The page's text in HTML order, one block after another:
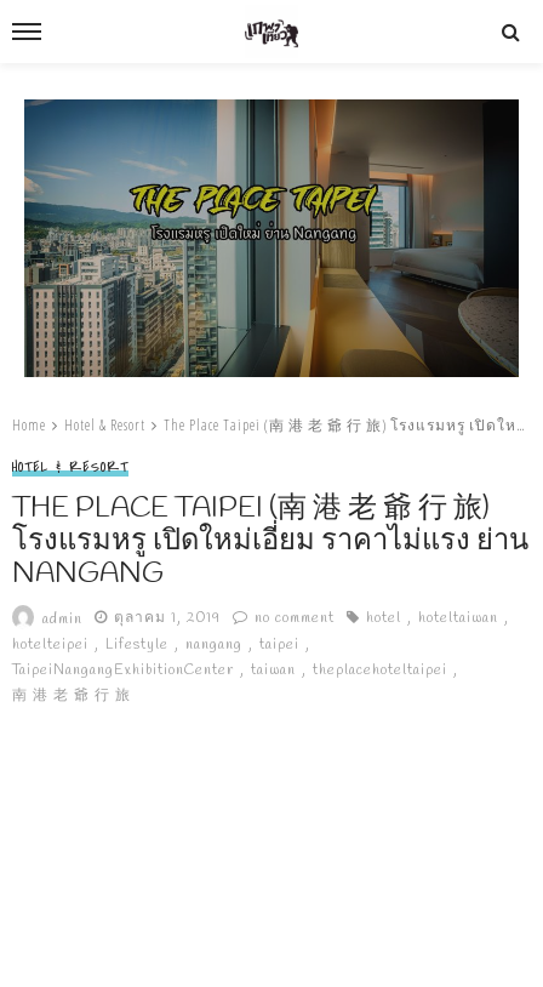
Home Hotel & Resort The Place Taipei (南 港 老 爺 行 旅) โรงแรมหรู เปิดใหม่เอี่ยม ราคาไม่แรง ย่าน Nangang
HOTEL & RESORT
THE PLACE TAIPEI (南 港 老 爺 行 旅)
โรงแรมหรู เปิดใหม่เอี่ยม ราคาไม่แรง ย่าน
NANGANG
admin ตุลาคม 1, 2019 no comment hotel
hoteltaiwan
hotelteipei
Lifestyle nangang
taipei
TaipeiNangangExhibitionCenter
taiwan
theplacehoteltaipei
南 港 老 爺 行 旅